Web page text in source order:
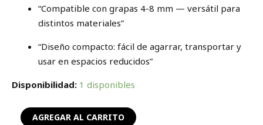
“Compatible con grapas 4-8 mm — versátil para
distintos materiales”
“Diseño compacto: fácil de agarrar, transportar y
usar en espacios reducidos”
Disponibilidad: 1 disponibles
AGREGAR AL CARRITO